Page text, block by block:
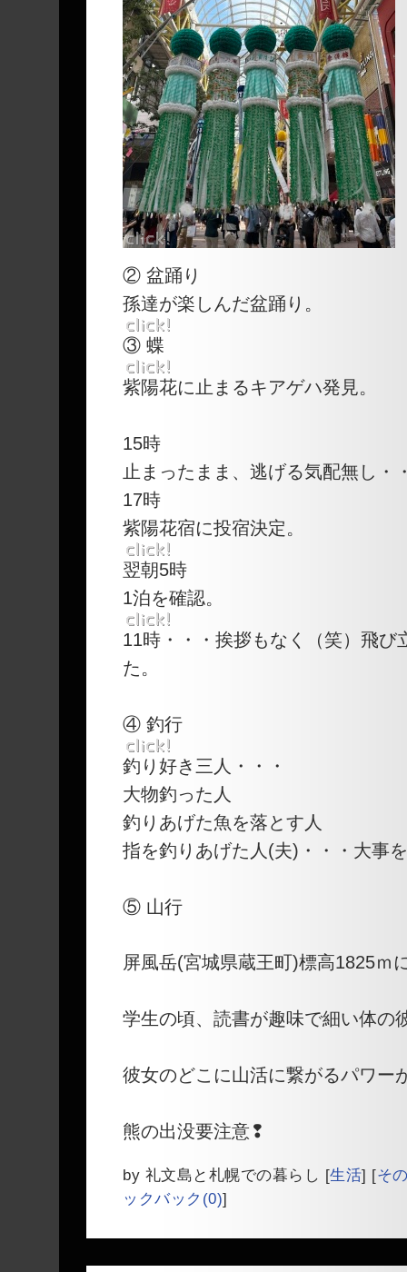
② 盆踊り
孫達が楽しんだ盆踊り。
③ 蝶
紫陽花に止まるキアゲハ発見。
15時
止まったまま、逃げる気配無し・
17時
紫陽花宿に投宿決定。
翌朝5時
1泊を確認。
11時・・・挨拶もなく（笑）飛び
た。
④ 釣行
釣り好き三人・・・
大物釣った人
釣りあげた魚を落とす人
指を釣りあげた人(夫)・・・大事
⑤ 山行
屏風岳(宮城県蔵王町)標高1825ｍ
学生の頃、読書が趣味で細い体の
彼女のどこに山活に繋がるパワー
熊の出没要注意❢
by 礼文島と札幌での暮らし [生活] [そ
ックバック(0)]